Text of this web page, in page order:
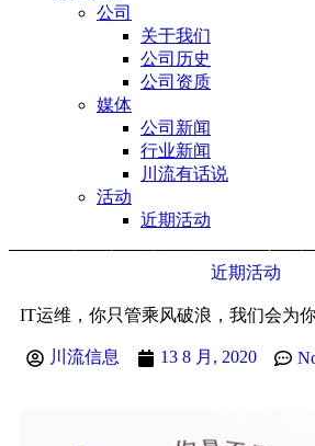
公司
关于我们
公司历史
公司资质
媒体
公司新闻
行业新闻
川流有话说
活动
近期活动
近期活动
IT运维，你只管乘风破浪，我们会为
川流信息 13 8 月, 2020